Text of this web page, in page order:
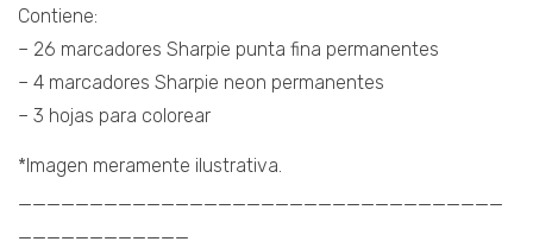
Contiene:
– 26 marcadores Sharpie punta fina permanentes
– 4 marcadores Sharpie neon permanentes
– 3 hojas para colorear
*Imagen meramente ilustrativa.